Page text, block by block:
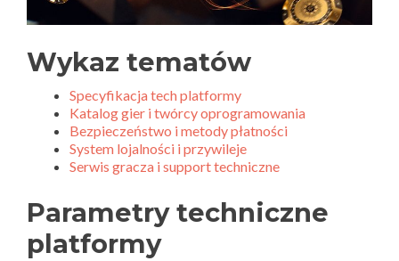
Wykaz tematów
Specyfikacja tech platformy
Katalog gier i twórcy oprogramowania
Bezpieczeństwo i metody płatności
System lojalności i przywileje
Serwis gracza i support techniczne
Parametry techniczne
platformy